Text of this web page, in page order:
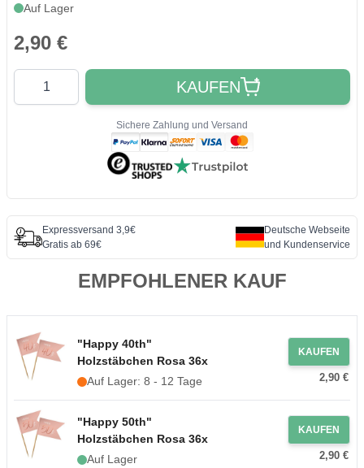
Auf Lager
2,90 €
Quantity
KAUFEN
Sichere Zahlung und Versand
Expressversand 3,9€
Gratis ab 69€
Deutsche Webseite
und Kundenservice
EMPFOHLENER KAUF
"Happy 40th"
Holzstäbchen Rosa 36x
Auf Lager: 8 - 12 Tage
KAUFEN
2,90 €
"Happy 50th"
Holzstäbchen Rosa 36x
Auf Lager
KAUFEN
2,90 €